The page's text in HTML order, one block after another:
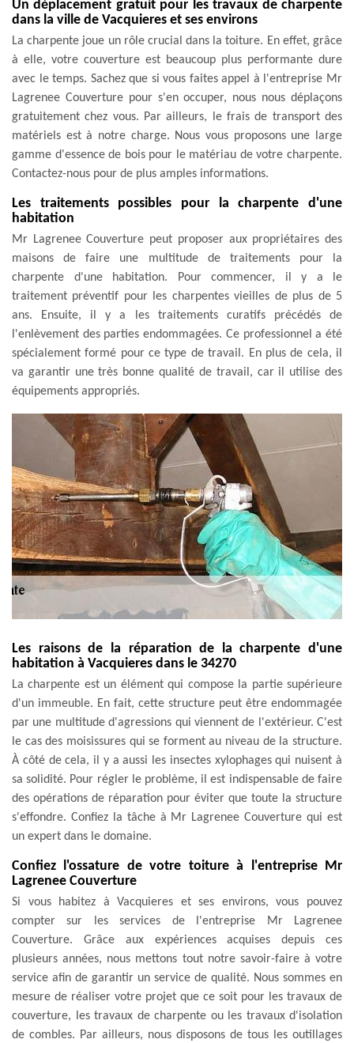
Un déplacement gratuit pour les travaux de charpente
dans la ville de Vacquieres et ses environs
La charpente joue un rôle crucial dans la toiture. En effet, grâce
à elle, votre couverture est beaucoup plus performante dure
avec le temps. Sachez que si vous faites appel à l'entreprise Mr
Lagrenee Couverture pour s'en occuper, nous nous déplaçons
gratuitement chez vous. Par ailleurs, le frais de transport des
matériels est à notre charge. Nous vous proposons une large
gamme d'essence de bois pour le matériau de votre charpente.
Contactez-nous pour de plus amples informations.
Les traitements possibles pour la charpente d'une
habitation
Mr Lagrenee Couverture peut proposer aux propriétaires des
maisons de faire une multitude de traitements pour la
charpente d'une habitation. Pour commencer, il y a le
traitement préventif pour les charpentes vieilles de plus de 5
ans. Ensuite, il y a les traitements curatifs précédés de
l'enlèvement des parties endommagées. Ce professionnel a été
spécialement formé pour ce type de travail. En plus de cela, il
va garantir une très bonne qualité de travail, car il utilise des
équipements appropriés.
Les raisons de la réparation de la charpente d'une
habitation à Vacquieres dans le 34270
La charpente est un élément qui compose la partie supérieure
d'un immeuble. En fait, cette structure peut être endommagée
par une multitude d'agressions qui viennent de l'extérieur. C'est
le cas des moisissures qui se forment au niveau de la structure.
À côté de cela, il y a aussi les insectes xylophages qui nuisent à
sa solidité. Pour régler le problème, il est indispensable de faire
des opérations de réparation pour éviter que toute la structure
s'effondre. Confiez la tâche à Mr Lagrenee Couverture qui est
un expert dans le domaine.
Confiez l'ossature de votre toiture à l'entreprise Mr
Lagrenee Couverture
Si vous habitez à Vacquieres et ses environs, vous pouvez
compter sur les services de l'entreprise Mr Lagrenee
Couverture. Grâce aux expériences acquises depuis ces
plusieurs années, nous mettons tout notre savoir-faire à votre
service afin de garantir un service de qualité. Nous sommes en
mesure de réaliser votre projet que ce soit pour les travaux de
couverture, les travaux de charpente ou les travaux d'isolation
de combles. Par ailleurs, nous disposons de tous les outillages